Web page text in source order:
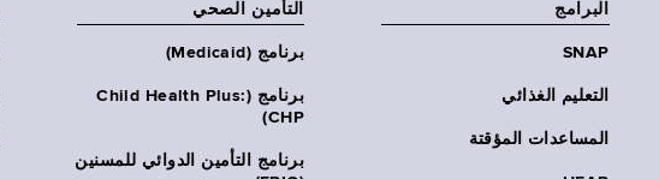
البرامج
SNAP
التعليم الغذائي
المساعدات المؤقتة
التأمين الصحي
برنامج (Medicaid)
برنامج (Child Health Plus:
CHP)
برنامج التأمين الدوائي للمسنين